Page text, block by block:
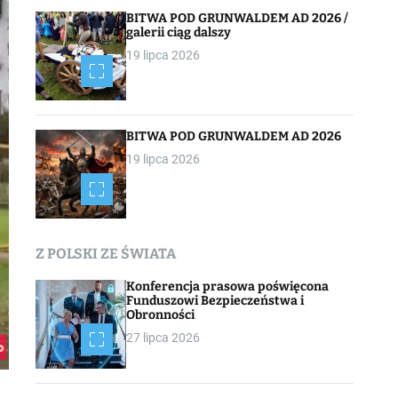
BITWA POD GRUNWALDEM AD 2026 /
galerii ciąg dalszy
19 lipca 2026
BITWA POD GRUNWALDEM AD 2026
19 lipca 2026
Z POLSKI ZE ŚWIATA
Konferencja prasowa poświęcona
Funduszowi Bezpieczeństwa i
Obronności
27 lipca 2026